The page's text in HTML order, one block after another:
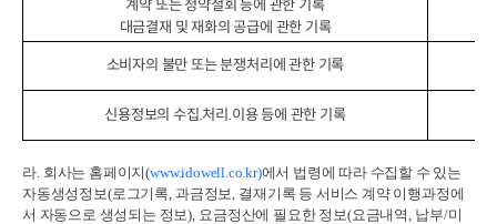
계약 또는 청약철회 등에 관한 기록
대금결재 및 재화의 공급에 관한 기록
소비자의 불만 또는 분쟁처리에 관한 기록
신용정보의 수집.처리.이용 등에 관한 기록
라. 회사는 홈페이지(www.idowell.co.kr)에서 법령에 따라 수집할 수 있는
자동생성정보(로그기록,과금정보, 결재기록 등 서비스 계약 이행과정에
서 자동으로 생성되는 정보), 요금정산에 필요한 정보(요금내역, 납부/미